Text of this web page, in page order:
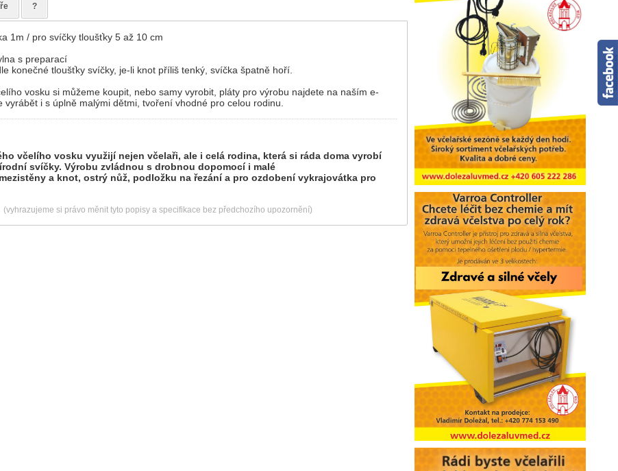
?
1m / pro svíčky tloušťky 5 až 10 cm
s preparací
konečné tloušťky svíčky, je-li knot příliš tenký, svíčka špatně hoří.
vosku si můžeme koupit, nebo samy vyrobit, pláty pro výrobu najdete na naším e-
vyrábět i s úplně malými dětmi, tvoření vhodné pro celou rodinu.
včelího vosku využijí nejen včelaři, ale i celá rodina, která si ráda doma vyrobí
svíčky. Výrobu zvládnou s drobnou dopomocí i malé
a knot, ostrý nůž, podložku na řezání a pro ozdobení vykrajovátka pro
(vyhrazujeme si právo měnit tyto popisy a specifikace bez předchozího upozornění)